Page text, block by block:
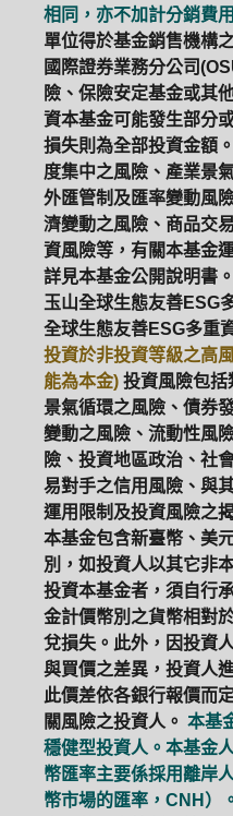
相同，亦不加計分銷費
單位得於基金銷售機構
國際證券業務分公司
險、保險安定基金或其
資本基金可能發生部分
損失則為全部投資金額
度集中之風險、產業景
外匯管制及匯率變動風
濟變動之風險、商品交
資風險等，有關本基金
詳見本基金公開說明書。
玉山全球生態友善ESG
全球生態友善ESG多重
投資於非投資等級之高
能為本金) 投資風險包括
景氣循環之風險、債券
變動之風險、流動性風
險、投資地區政治、社
易對手之信用風險、與
運用限制及投資風險之
本基金包含新臺幣、美
別，如投資人以其它非
投資本基金者，須自行
金計價幣別之貨幣相對
兌損失。此外，因投資
與買價之差異，投資人
此價差依各銀行報價而
關風險之投資人。 本基
穩健型投資人。本基金
幣匯率主要係採用離岸
幣市場的匯率，CNH）